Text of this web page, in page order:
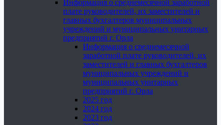
Информация о среднемесячной заработной
плате руководителей, их заместителей и
главных бухгалтеров муниципальных
учреждений и муниципальных унитарных
предприятий г. Орла
Информация о среднемесячной
заработной плате руководителей, их
заместителей и главных бухгалтеров
муниципальных учреждений и
муниципальных унитарных
предприятий г. Орла
2025 год
2024 год
2023 год